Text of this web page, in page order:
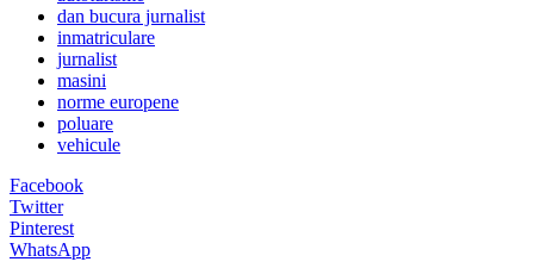
dan bucura jurnalist
inmatriculare
jurnalist
masini
norme europene
poluare
vehicule
Facebook
Twitter
Pinterest
WhatsApp